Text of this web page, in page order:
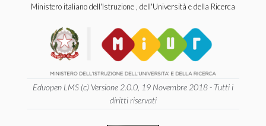
Ministero italiano dell'Istruzione , dell'Università e della Ricerca
Eduopen LMS (c) Versione 2.0.0, 19 Novembre 2018 - Tutti i
diritti riservati